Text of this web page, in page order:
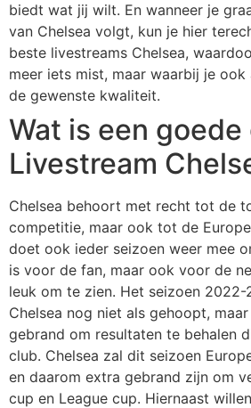
biedt wat jij wilt. En wanneer je
van Chelsea volgt, kun je hier
beste livestreams Chelsea,
meer iets mist, maar waarbij je
de gewenste kwaliteit.
Wat is een
Livestream
Chelsea behoort met recht tot de
competitie, maar ook tot de
doet ook ieder seizoen weer mee
is voor de fan, maar ook voor de
leuk om te zien. Het seizoen
Chelsea nog niet als gehoopt,
gebrand om resultaten te behalen
club. Chelsea zal dit seizoen
en daarom extra gebrand zijn om
cup en League cup. Hiernaast